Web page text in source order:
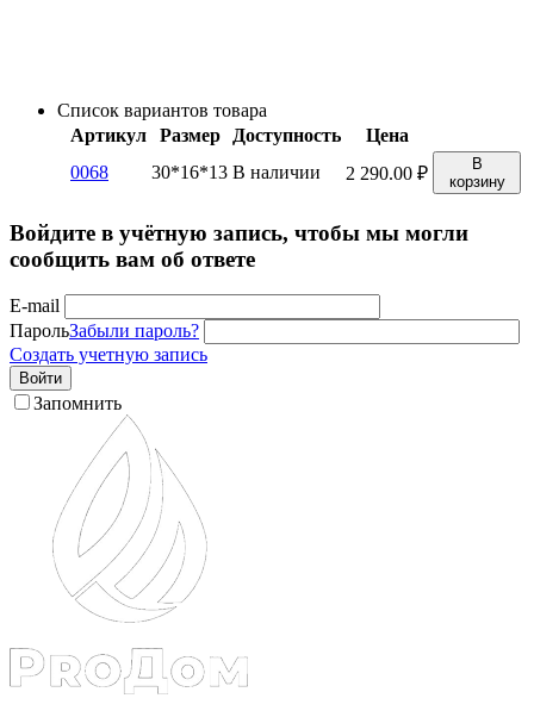
Список вариантов товара
Артикул
Размер Доступность
Цена
0068
30*16*13 В наличии 2 290.00 ₽
В
корзину
Войдите в учётную запись, чтобы мы могли
сообщить вам об ответе
E-mail
ПарольЗабыли пароль?
Создать учетную запись
Войти
Запомнить